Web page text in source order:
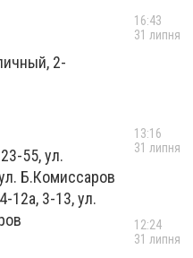
2-
55, ул.
Б.Комиссаров
12а, 3-13, ул.
16:43
31 липня
13:16
31 липня
12:24
31 липня